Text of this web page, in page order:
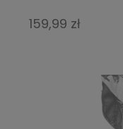
159,99 zł